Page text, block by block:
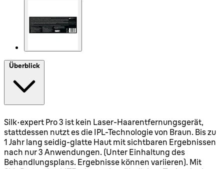
Überblick
Silk·expert Pro 3 ist kein Laser-Haarentfernungsgerät,
stattdessen nutzt es die IPL-Technologie von Braun. Bis zu
1 Jahr lang seidig-glatte Haut mit sichtbaren Ergebnissen
nach nur 3 Anwendungen. (Unter Einhaltung des
Behandlungsplans. Ergebnisse können variieren). Mit